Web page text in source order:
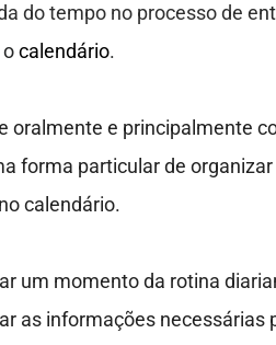
do tempo no processo de e
calendário.
oralmente e principalmente
forma particular de
calendário.
um momento da rotina
as informações necessárias